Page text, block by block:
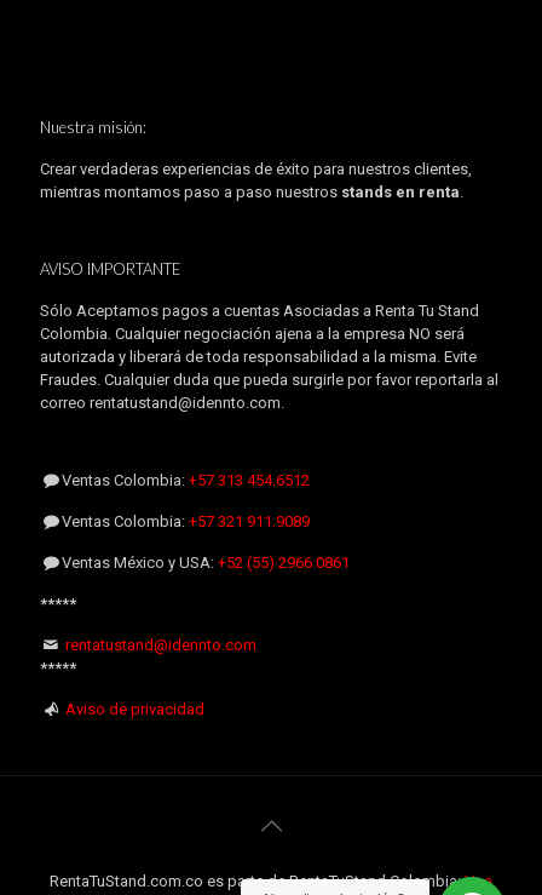
Nuestra misión:
Crear verdaderas experiencias de éxito para nuestros clientes,
mientras montamos paso a paso nuestros stands en renta.
AVISO IMPORTANTE
Sólo Aceptamos pagos a cuentas Asociadas a Renta Tu Stand
Colombia. Cualquier negociación ajena a la empresa NO será
autorizada y liberará de toda responsabilidad a la misma. Evite
Fraudes. Cualquier duda que pueda surgirle por favor reportarla al
correo rentatustand@idennto.com.
Ventas Colombia:+57 313 454.6512
Ventas Colombia:+57 321 911.9089
Ventas México y USA:+52 (55) 2966.0861
*****
rentatustand@idennto.com
*****
Aviso de privacidad
RentaTuStand.com.co es parte de RentaTuStand Colombia:Una